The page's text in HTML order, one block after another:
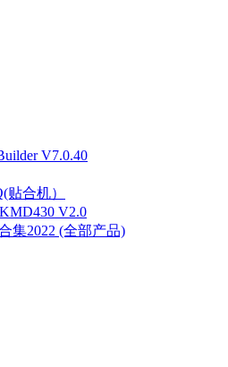
V7.0.40
贴合机）
V2.0
集2022 (全部产品)